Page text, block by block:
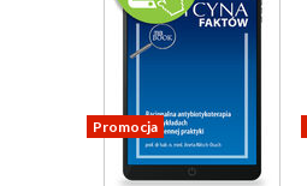
Promocja